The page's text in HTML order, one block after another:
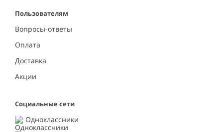
Пользователям
Вопросы-ответы
Оплата
Доставка
Акции
Социальные сети
Одноклассники